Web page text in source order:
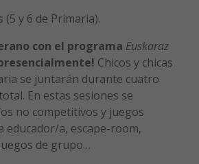
(5 y 6 de Primaria).
con el programa Euskaraz
Chicos y chicas
se juntarán durante cuatro
En estas sesiones se
no competitivos y juegos
educador/a, escape-room,
de grupo…